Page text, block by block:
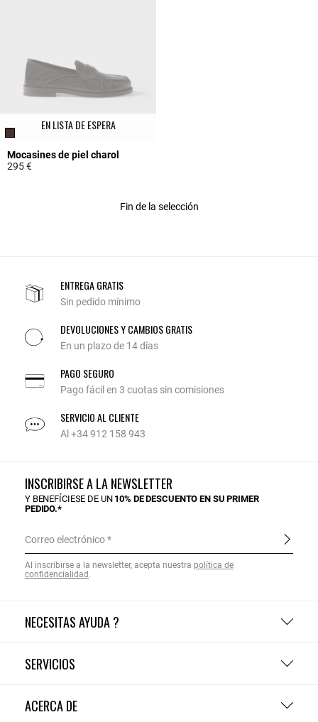
EN LISTA DE ESPERA
Mocasines de piel charol
295 €
Fin de la selección
ENTREGA GRATIS
Sin pedido mínimo
DEVOLUCIONES Y CAMBIOS GRATIS
En un plazo de 14 días
PAGO SEGURO
Pago fácil en 3 cuotas sin comisiones
SERVICIO AL CLIENTE
Al +34 912 158 943
NECESITAS AYUDA ?
SERVICIOS
ACERCA DE
INSCRIBIRSE A LA NEWSLETTER
Y BENEFÍCIESE DE UN 10% DE DESCUENTO EN SU PRIMER
PEDIDO.*
Correo electrónico
Al inscribirse a la newsletter, acepta nuestra política de
confidencialidad .